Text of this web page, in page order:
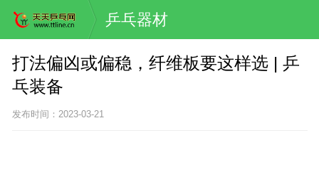
乒乓器材
打法偏凶或偏稳，纤维板要这样选 | 乒
乓装备
发布时间：2023-03-21